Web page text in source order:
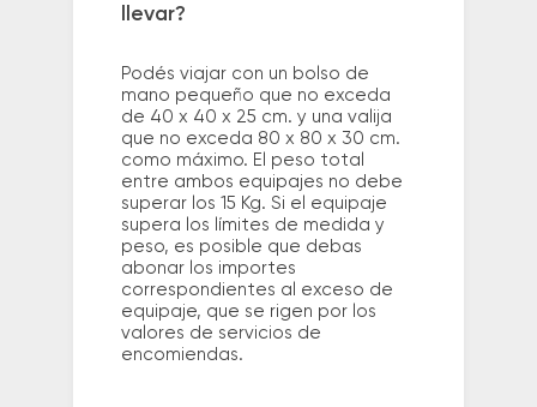
llevar?
Podés viajar con un bolso de
mano pequeño que no exceda
de 40 x 40 x 25 cm. y una valija
que no exceda 80 x 80 x 30 cm.
como máximo. El peso total
entre ambos equipajes no debe
superar los 15 Kg. Si el equipaje
supera los límites de medida y
peso, es posible que debas
abonar los importes
correspondientes al exceso de
equipaje, que se rigen por los
valores de servicios de
encomiendas.